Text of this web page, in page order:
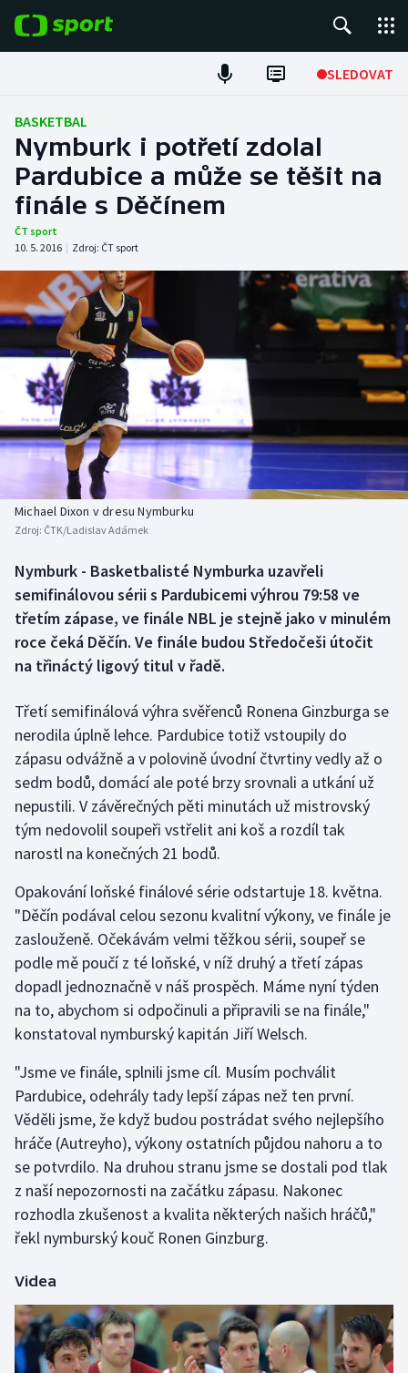
SLEDOVAT
Fotbal
Hokej
Tenis
Atletika
Cyklistika
DALŠÍ SPORTY
Americký fotbal
Baseball a softbal
Basketbal
Biatlon
Box
Curling
Florbal
Golf
Gymnastika
Házená
Jezdectví
Judo
Krasobruslení
Lezení
Lyže a snowboard
Moderní pětiboj
Motorsport
Olympijské hry
Plavání
NEPŘEHLÉDNĚTE
Soutěže
Historické návraty
Aplikace ČT sport
BASKETBAL
Nymburk i potřetí zdolal
Pardubice a může se těšit na
finále s Děčínem
ČT sport
10. 5. 2016 | Zdroj: ČT sport
Michael Dixon v dresu Nymburku
Zdroj: ČTK/Ladislav Adámek
Nymburk - Basketbalisté Nymburka uzavřeli
semifinálovou sérii s Pardubicemi výhrou 79:58 ve
třetím zápase, ve finále NBL je stejně jako v minulém
roce čeká Děčín. Ve finále budou Středočeši útočit
na třináctý ligový titul v řadě.
Třetí semifinálová výhra svěřenců Ronena Ginzburga se
nerodila úplně lehce. Pardubice totiž vstoupily do
zápasu odvážně a v polovině úvodní čtvrtiny vedly až o
sedm bodů, domácí ale poté brzy srovnali a utkání už
nepustili. V závěrečných pěti minutách už mistrovský
tým nedovolil soupeři vstřelit ani koš a rozdíl tak
narostl na konečných 21 bodů.
Opakování loňské finálové série odstartuje 18. května.
"Děčín podával celou sezonu kvalitní výkony, ve finále je
zaslouženě. Očekávám velmi těžkou sérii, soupeř se
podle mě poučí z té loňské, v níž druhý a třetí zápas
dopadl jednoznačně v náš prospěch. Máme nyní týden
na to, abychom si odpočinuli a připravili se na finále,"
konstatoval nymburský kapitán Jiří Welsch.
"Jsme ve finále, splnili jsme cíl. Musím pochválit
Pardubice, odehrály tady lepší zápas než ten první.
Věděli jsme, že když budou postrádat svého nejlepšího
hráče (Autreyho), výkony ostatních půjdou nahoru a to
se potvrdilo. Na druhou stranu jsme se dostali pod tlak
z naší nepozornosti na začátku zápasu. Nakonec
rozhodla zkušenost a kvalita některých našich hráčů,"
řekl nymburský kouč Ronen Ginzburg.
Videa